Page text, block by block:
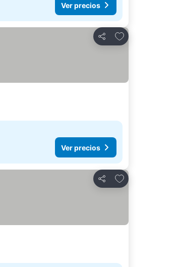
Ver precios
Compartir
Añadir a favoritos
Ver precios
Compartir
Añadir a favoritos